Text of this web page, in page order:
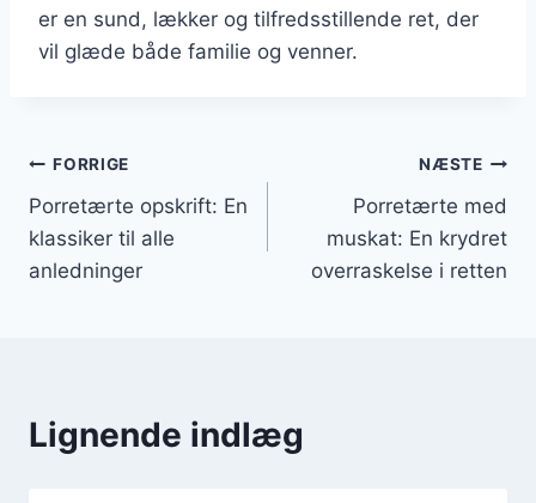
er en sund, lækker og tilfredsstillende ret, der
vil glæde både familie og venner.
Indlægsnavigation
FORRIGE
Porretærte opskrift: En
klassiker til alle
anledninger
NÆSTE
Porretærte med
muskat: En krydret
overraskelse i retten
Lignende indlæg